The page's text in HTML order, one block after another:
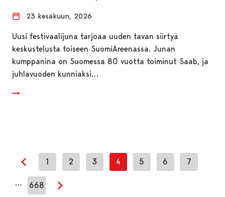
23 kesäkuun, 2026
Uusi festivaalijuna tarjoaa uuden tavan siirtyä
keskustelusta toiseen SuomiAreenassa. Junan
kumppanina on Suomessa 80 vuotta toiminut Saab, ja
juhlavuoden kunniaksi…
Edellinen sivu
1 2 3 4 5 6 7
… 668
Seuraava sivu